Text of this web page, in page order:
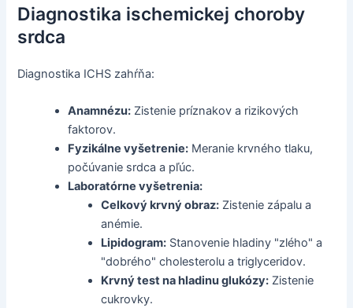
Diagnostika ischemickej choroby
srdca
Diagnostika ICHS zahŕňa:
Anamnézu: Zistenie príznakov a rizikových
faktorov.
Fyzikálne vyšetrenie: Meranie krvného tlaku,
počúvanie srdca a pľúc.
Laboratórne vyšetrenia:
Celkový krvný obraz: Zistenie zápalu a
anémie.
Lipidogram: Stanovenie hladiny "zlého" a
"dobrého" cholesterolu a triglyceridov.
Krvný test na hladinu glukózy: Zistenie
cukrovky.